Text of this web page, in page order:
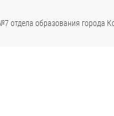
отдела образования города